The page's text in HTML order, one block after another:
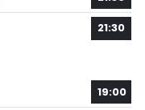
21:30
19:00